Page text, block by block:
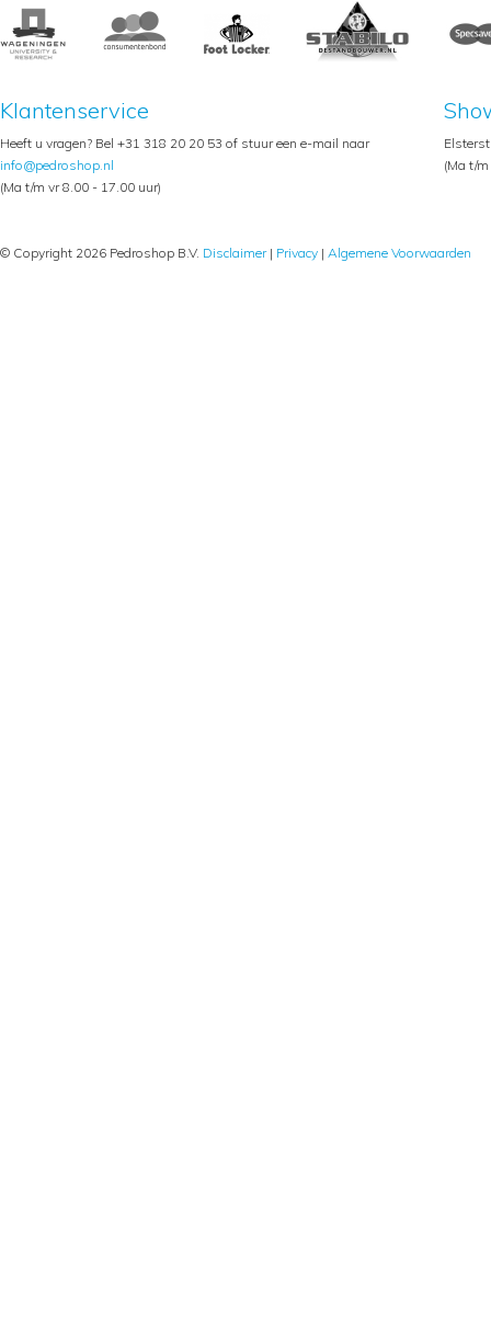
Klantenservice
Heeft u vragen? Bel +31 318 20 20 53 of stuur een e-mail naar
info@pedroshop.nl
(Ma t/m vr 8.00 - 17.00 uur)
(Ma t/
© Copyright 2026 Pedroshop B.V. Disclaimer| Privacy | Algemene Voorwaarden